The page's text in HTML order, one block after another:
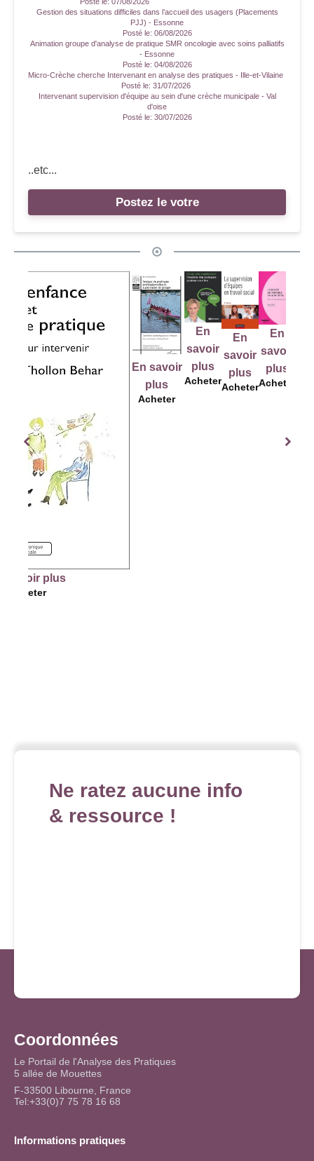
Gestion des situations difficiles dans l’accueil des usagers (Placements
PJJ) - Essonne
Posté le: 06/08/2026
Animation groupe d'analyse de pratique SMR oncologie avec soins palliatifs
- Essonne
Posté le: 04/08/2026
Micro-Crèche cherche Intervenant en analyse des pratiques - Ille-et-Vilaine
Posté le: 31/07/2026
Intervenant supervision d'équipe au sein d'une crèche municipale - Val
d'oise
Posté le: 30/07/2026
..etc...
Postez le votre
En savoir
En
savoir
plus
Acheter
En
savoir
plus
Acheter
En
savoir
plus
Acheter
En
savoir
plus
Acheter
Ne ratez aucune info
& ressource !
Coordonnées
Le Portail de l'Analyse des Pratiques
5 allée de Mouettes
F-33500 Libourne, France
Tel:+33(0)7 75 78 16 68
Informations pratiques